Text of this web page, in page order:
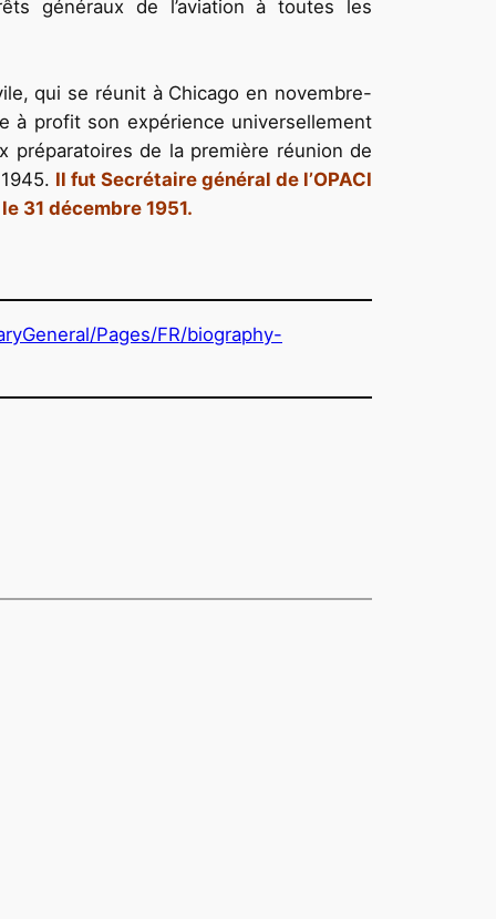
généraux de l’aviation à toutes les
qui se réunit à Chicago en novembre-
à profit son expérience universellement
préparatoires de la première réunion de
Il fut Secrétaire général de l’OPACI
31 décembre 1951.
Pages/FR/biography-